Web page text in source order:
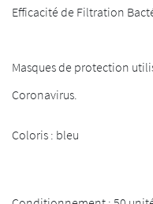
Efficacité de Filtration
Masques de protection
Coronavirus.
Coloris : bleu